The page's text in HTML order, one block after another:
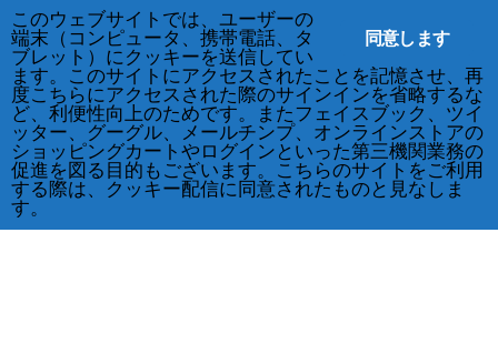
同意します
このウェブサイトでは、ユーザーの
端末（コンピュータ、携帯電話、タ
ブレット）にクッキーを送信してい
ます。このサイトにアクセスされたことを記憶させ、再
度こちらにアクセスされた際のサインインを省略するな
ど、利便性向上のためです。またフェイスブック、ツイ
ッター、グーグル、メールチンプ、オンラインストアの
ショッピングカートやログインといった第三機関業務の
促進を図る目的もございます。こちらのサイトをご利用
する際は、クッキー配信に同意されたものと見なしま
す。